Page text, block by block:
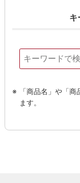
キ
「商品名」や「
ます。